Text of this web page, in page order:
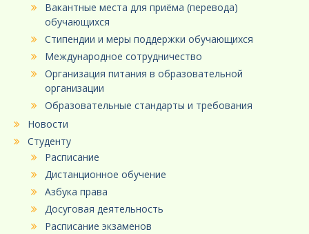
Вакантные места для приёма (перевода)
обучающихся
Стипендии и меры поддержки обучающихся
Международное сотрудничество
Организация питания в образовательной
организации
Образовательные стандарты и требования
Новости
Студенту
Расписание
Дистанционное обучение
Азбука права
Досуговая деятельность
Расписание экзаменов